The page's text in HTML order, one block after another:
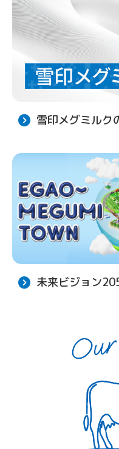
雪印メグミルク
未来ビジョン